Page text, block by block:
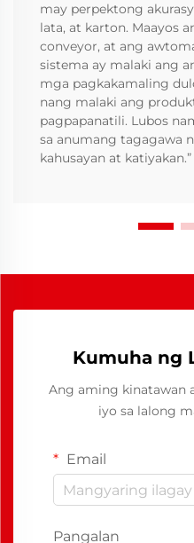
may perpektong
lata, at karton. Maayos
conveyor, at ang
sistema ay malaki ang
mga pagkakamaling
nang malaki ang
pagpapanatili. Lubos
sa anumang tagagawa
kahusayan at katiyakan.”
Kumuha ng
Ang aming kinatawan
iyo sa lalong
Email
Pangalan